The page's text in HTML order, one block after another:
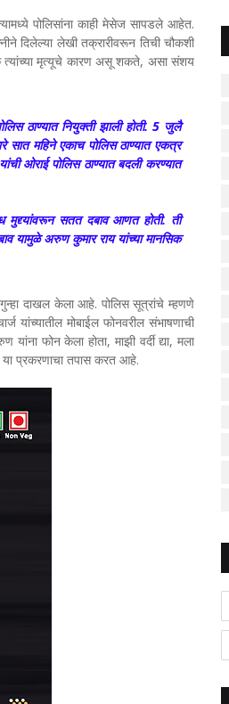
पोलिसांना काही मेसेज सापडले आहेत.
दिलेल्या लेखी तक्रारीवरून तिची चौकशी
त्यांच्या मृत्यूचे कारण असू शकते, असा संशय
ठाण्यात नियुक्ती झाली होती. 5 जुलै
सात महिने एकाच पोलिस ठाण्यात एकत्र
ओराई पोलिस ठाण्यात बदली करण्यात
मुद्द्यांवरून सतत दबाव आणत होती. ती
यामुळे अरुण कुमार राय यांच्या मानसिक
गुन्हा दाखल केला आहे. पोलिस सूत्रांचे म्हणणे
मोबाईल फोनवरील संभाषणाची
फोन केला होता, माझी वर्दी द्या, मला
प्रकरणाचा तपास करत आहे.